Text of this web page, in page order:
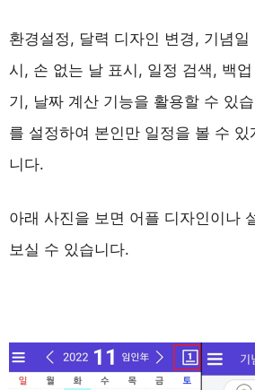
환경설정, 달력 디자인 변경, 기념일
시, 손 없는 날 표시, 일정 검색, 백
기, 날짜 계산 기능을 활용할 수 있
를 설정하여 본인만 일정을 볼 수
니다.
아래 사진을 보면 어플 디자인이나
보실 수 있습니다.